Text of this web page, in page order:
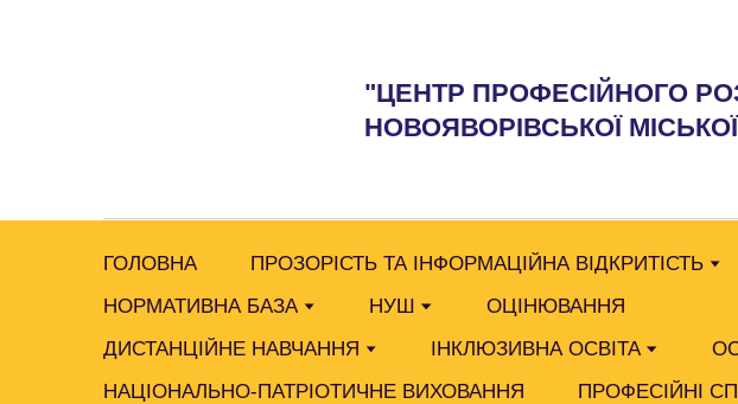
"ЦЕНТР ПРОФЕСІЙНОГО
НОВОЯВОРІВСЬКОЇ
ГОЛОВНА ПРОЗОРІСТЬ ТА ІНФОРМАЦІЙНА ВІДКРИТІСТЬ
НОРМАТИВНА БАЗА
НУШ
ОЦІНЮВАННЯ
ДИСТАНЦІЙНЕ НАВЧАННЯ
ІНКЛЮЗИВНА ОСВІТА
НАЦІОНАЛЬНО-ПАТРІОТИЧНЕ ВИХОВАННЯ
ПРОФЕСІЙНІ